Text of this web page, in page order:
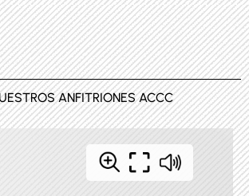
ANFITRIONES ACCC